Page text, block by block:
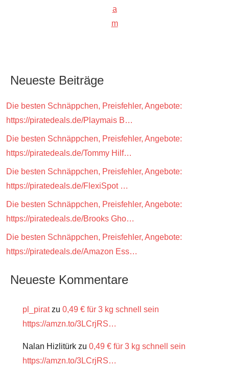
a
m
Neueste Beiträge
Die besten Schnäppchen, Preisfehler, Angebote:
https://piratedeals.de/Playmais B…
Die besten Schnäppchen, Preisfehler, Angebote:
https://piratedeals.de/Tommy Hilf…
Die besten Schnäppchen, Preisfehler, Angebote:
https://piratedeals.de/FlexiSpot …
Die besten Schnäppchen, Preisfehler, Angebote:
https://piratedeals.de/Brooks Gho…
Die besten Schnäppchen, Preisfehler, Angebote:
https://piratedeals.de/Amazon Ess…
Neueste Kommentare
pl_piratzu 0,49 € für 3 kg schnell sein
https://amzn.to/3LCrjRS…
Nalan Hizlitürk zu 0,49 € für 3 kg schnell sein
https://amzn.to/3LCrjRS…